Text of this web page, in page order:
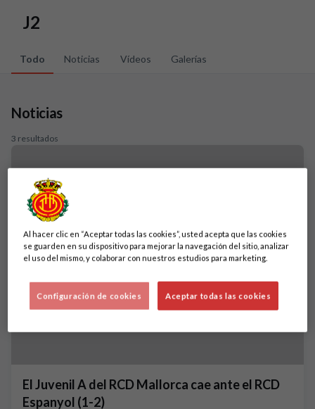
J2
Todo Noticias Vídeos Galerías
Noticias
3 resultados
El Juvenil A del RCD Mallorca cae ante el RCD
Espanyol (1-2)
Al hacer clic en “Aceptar todas las cookies”, usted acepta que las cookies
se guarden en su dispositivo para mejorar la navegación del sitio, analizar
el uso del mismo, y colaborar con nuestros estudios para marketing.
Aceptar todas las cookies
Configuración de cookies